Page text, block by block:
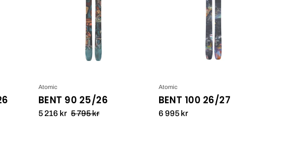
BENT 90 25/26
Atomic
5 216 kr 5 795 kr
BENT 100 26/27
Atomic
6 995 kr